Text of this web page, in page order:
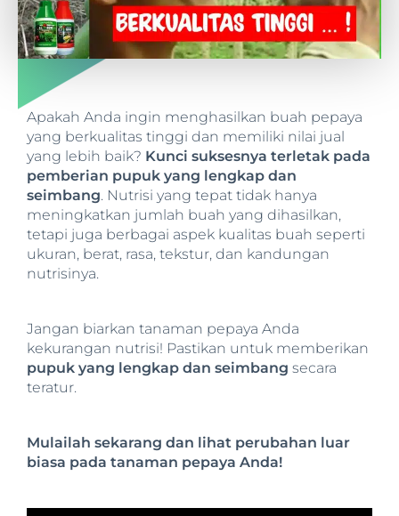
Apakah Anda ingin menghasilkan buah pepaya
yang berkualitas tinggi dan memiliki nilai jual
yang lebih baik? Kunci suksesnya terletak pada
pemberian pupuk yang lengkap dan
seimbang. Nutrisi yang tepat tidak hanya
meningkatkan jumlah buah yang dihasilkan,
tetapi juga berbagai aspek kualitas buah seperti
ukuran, berat, rasa, tekstur, dan kandungan
nutrisinya.
Jangan biarkan tanaman pepaya Anda
kekurangan nutrisi! Pastikan untuk memberikan
pupuk yang lengkap dan seimbang secara
teratur.
Mulailah sekarang dan lihat perubahan luar
biasa pada tanaman pepaya Anda!